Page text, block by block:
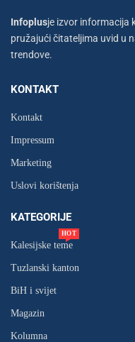
Infoplusje izvor informacija
pružajući čitateljima uvid u
trendove.
KONTAKT
Kontakt
Impressum
Marketing
Uslovi korištenja
KATEGORIJE
Kalesijske teme
HOT
Tuzlanski kanton
BiH i svijet
Magazin
Kolumna